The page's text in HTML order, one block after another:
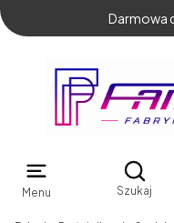
Darmowa
Menu Szukaj